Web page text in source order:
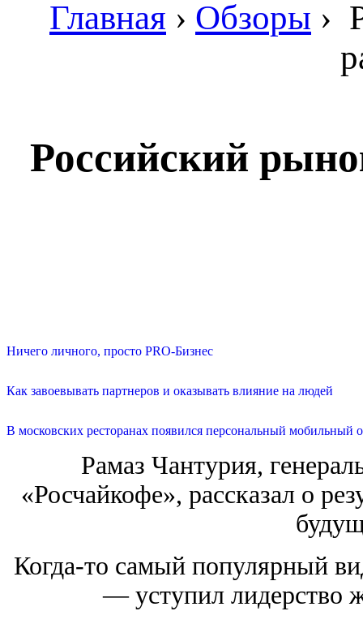
Главная › Обзоры ›
Российский
Ничего личного, просто PRO-Бизнес
Как завоевывать партнеров и оказывать влияние на людей
В московских ресторанах появился персональный мобильный
Рамаз Чантурия,
«Росчайкофе», рассказал о
Когда-то самый популярный
— уступил лидерство